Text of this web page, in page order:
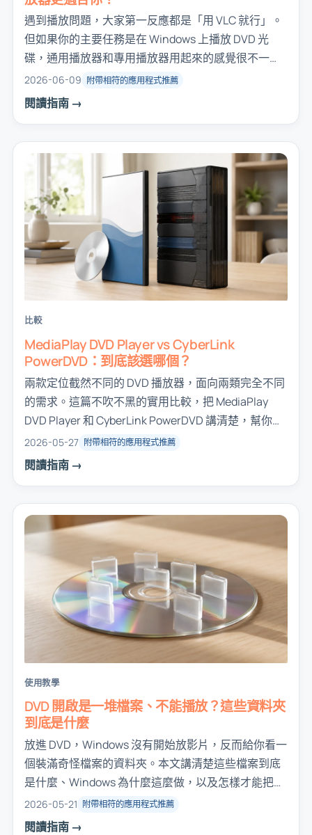
遇到播放問題，大家第一反應都是「用 VLC 就行」。
但如果你的主要任務是在 Windows 上播放 DVD 光
碟，通用播放器和專用播放器用起來的感覺很不一
樣。這是一篇誠實的比較。
2026-06-09 附帶相符的應用程式推薦
閱讀指南 →
比較
MediaPlay DVD Player vs CyberLink
PowerDVD：到底該選哪個？
兩款定位截然不同的 DVD 播放器，面向兩類完全不同
的需求。這篇不吹不黑的實用比較，把 MediaPlay
DVD Player 和 CyberLink PowerDVD 講清楚，幫你看
清在 Windows 上日常看電影，哪一款更適合你。
2026-05-27 附帶相符的應用程式推薦
閱讀指南 →
使用教學
DVD 開啟是一堆檔案、不能播放？這些資料夾
到底是什麼
放進 DVD，Windows 沒有開始放影片，反而給你看一
個裝滿奇怪檔案的資料夾。本文講清楚這些檔案到底
是什麼、Windows 為什麼這麼做，以及怎樣才能把影
片正常放出來。
2026-05-21 附帶相符的應用程式推薦
閱讀指南 →